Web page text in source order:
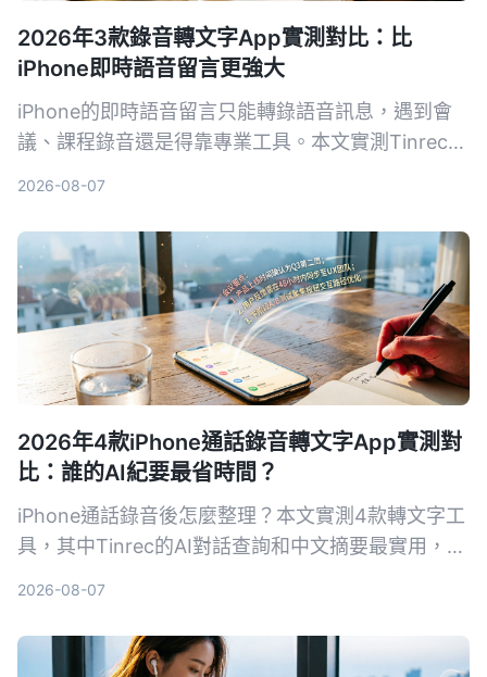
2026年3款錄音轉文字App實測對比：比
iPhone即時語音留言更強大
iPhone的即時語音留言只能轉錄語音訊息，遇到會
議、課程錄音還是得靠專業工具。本文實測Tinrec、
方案。
2026-08-07
2026年4款iPhone通話錄音轉文字App實測對
比：誰的AI紀要最省時間？
iPhone通話錄音後怎麼整理？本文實測4款轉文字工
具，其中Tinrec的AI對話查詢和中文摘要最實用，適
2026-08-07